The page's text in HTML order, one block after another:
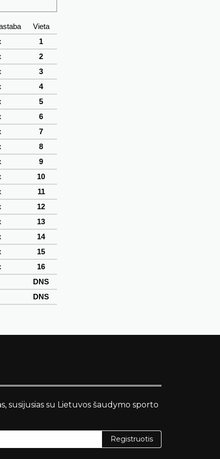
Vieta
1
2
3
4
5
6
7
8
9
10
11
12
13
14
15
16
DNS
DNS
susijusias su Lietuvos šaudymo sporto
Registruotis